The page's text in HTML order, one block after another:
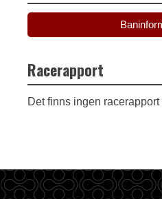
Racerapport
Det finns ingen